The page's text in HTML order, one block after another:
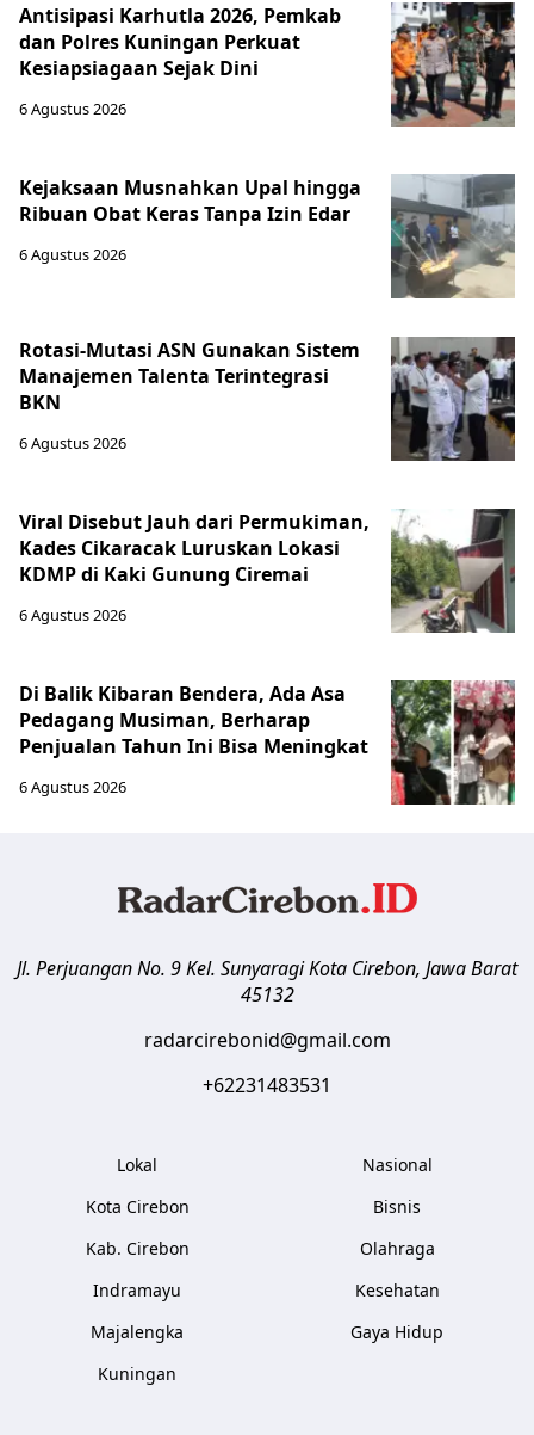
Antisipasi Karhutla 2026, Pemkab
dan Polres Kuningan Perkuat
Kesiapsiagaan Sejak Dini
6 Agustus 2026
Kejaksaan Musnahkan Upal hingga
Ribuan Obat Keras Tanpa Izin Edar
6 Agustus 2026
Rotasi-Mutasi ASN Gunakan Sistem
Manajemen Talenta Terintegrasi
BKN
6 Agustus 2026
Viral Disebut Jauh dari Permukiman,
Kades Cikaracak Luruskan Lokasi
KDMP di Kaki Gunung Ciremai
6 Agustus 2026
Di Balik Kibaran Bendera, Ada Asa
Pedagang Musiman, Berharap
Penjualan Tahun Ini Bisa Meningkat
6 Agustus 2026
Jl. Perjuangan No. 9 Kel. SunyaragiKota Cirebon, Jawa Barat
45132
radarcirebonid@gmail.com
+62231483531
Lokal
Kota Cirebon
Kab. Cirebon
Indramayu
Majalengka
Kuningan
Nasional
Bisnis
Olahraga
Kesehatan
Gaya Hidup